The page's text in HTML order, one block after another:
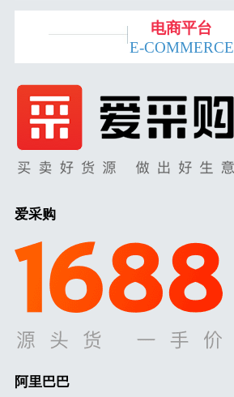
电商平台
E-COMMERCE
爱采购
阿里巴巴